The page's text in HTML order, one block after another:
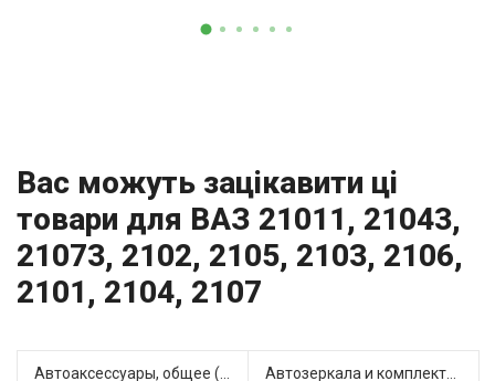
Вас можуть зацікавити ці
товари для ВАЗ 21011, 21043,
21073, 2102, 2105, 2103, 2106,
2101, 2104, 2107
Автоаксессуары, общее (1) Автозеркала и комплектующие (11)